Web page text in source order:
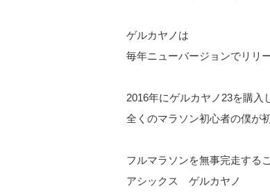
ゲルカヤノは
毎年ニューバージョンでリリ
2016年にゲルカヤノ23を購入
全くのマラソン初心者の僕が
フルマラソンを無事完走する
アシックス ゲルカヤノ